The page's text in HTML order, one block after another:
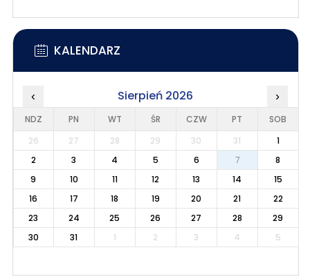
KALENDARZ
‹ Sierpień 2026 ›
NDZ PN WT ŚR CZW PT
SOB
26
27 28 29 30 31
1
2
3 4 5 6 7
8
9
10 11 12 13 14
15
16
17 18 19 20 21
22
23
24 25 26 27 28
29
30
31 1 2 3 4 5